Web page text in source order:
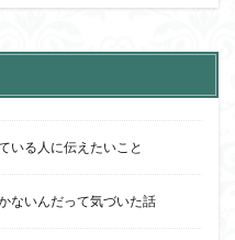
いる人に伝えたいこと
ないんだって気づいた話